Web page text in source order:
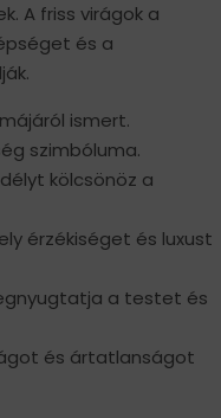
A friss virágok a
és a
ismert.
szimbóluma.
kölcsönöz a
érzékiséget és luxust
a testet és
és ártatlanságot